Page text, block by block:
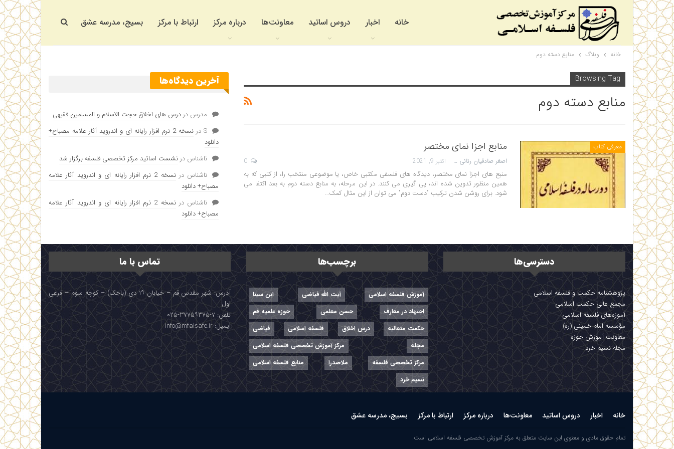
خانه اخبار دروس اساتید معاونت‌ها درباره مرکز ارتباط با مرکز بسیج، مدرسه عشق
خانه وبلاگ منابع دسته دوم
Browsing Tag
منابع دسته دوم
معرفی کتاب منابع اجزا نمای مختصر
اصغر صادقیان رنانی اکتبر 9, 2021
منبع های اجزا نمای مختصر، دیدگاه های فلسفی مکتبی خاص، یا موضوعی منتخب را، از کتبی که به
همین منظور تدوین شده اند، پی گیری می کنند. در این مرحله، به منابع دسته دوم به بعد اکتفا می
شود. برای روشن شدن ترکیب "دست دوم" می توان از این مثال کمک…
آخرین دیدگاه‌ها
مدرس در درس های اخلاق حجت الاسلام و المسلمین فقیهی
Sدر
نسخه 2 نرم افزار رایانه ای و اندروید آثار علامه مصباح+
دانلود
ناشناس در نشست اساتید مرکز تخصصی فلسفه برگزار شد
ناشناس در
نسخه 2 نرم افزار رایانه ای و اندروید آثار علامه
مصباح+ دانلود
ناشناس در
نسخه 2 نرم افزار رایانه ای و اندروید آثار علامه
مصباح+ دانلود
دسترسی‌ها
پژوهشنامه حکمت و فلسفه اسلامی
مجمع عالی حکمت اسلامی
آموزه‌های فلسفه اسلامی
مؤسسه امام خمینی (ره)
معاونت آموزش حوزه
مجله نسیم خرد
برچسب‌ها
آموزش فلسفه اسلامی آیت الله فیاضی
ابن سینا
اجتهاد در معارف
حسن معلمی
حوزه علمیه قم
حکمت متعالیه
درس اخلاق فلسفه اسلامی
فیاضی
مجله
مرکز آموزش تخصصی فلسفه اسلامی
مرکز تخصصی فلسفه
ملاصدرا
منابع فلسفه اسلامی
نسیم خرد
تماس با ما
آدرس: شهر مقدس قم – خیابان ۱۹ دی (باجک) – کوچه سوم – فرعی
اول
تلفن: ۷-۳۷۷۵۹۳۷۵-۰۲۵
ایمیل: info@mfalsafe.ir
خانه اخبار دروس اساتید معاونت‌ها درباره مرکز ارتباط با مرکز بسیج، مدرسه عشق
تمام حقوق مادی و معنوی این سایت متعلق به مرکز آموزش تخصصی فلسفه اسلامی است.